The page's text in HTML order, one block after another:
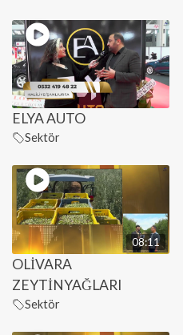
ELYA AUTO
Sektör
08:11
OLİVARA
ZEYTİNYAĞLARI
Sektör